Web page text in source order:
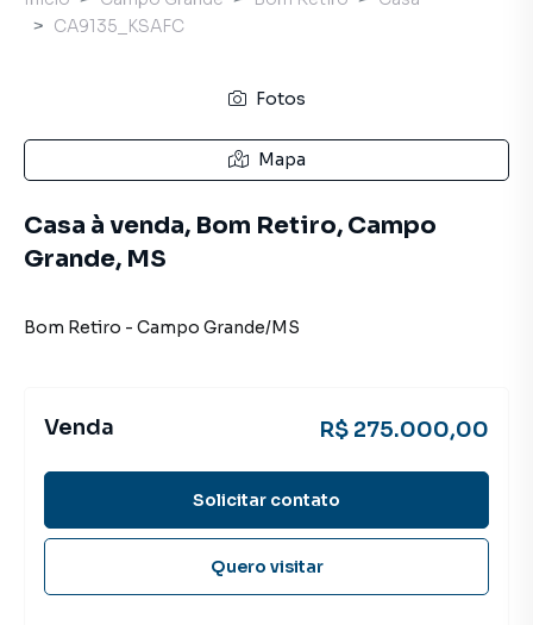
CA9135_KSAFC
Fotos
Mapa
Casa à venda, Bom Retiro, Campo
Grande, MS
Bom Retiro - Campo Grande/MS
Venda R$ 275.000,00
Solicitar contato
Quero visitar